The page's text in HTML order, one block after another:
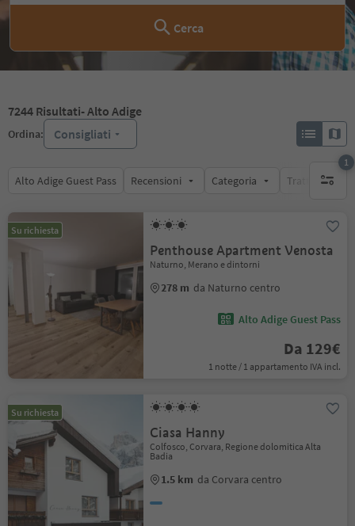
Cerca
7244 Risultati- Alto Adige
Ordina: Consigliati
Alto Adige Guest Pass Recensioni Categoria Trattamento
1
1 filtro
Su richiesta
Penthouse Apartment Venosta
Naturno, Merano e dintorni
278 m da Naturno centro
Alto Adige Guest Pass
Da 129€
1 notte / 1 appartamento IVA incl.
Su richiesta
Ciasa Hanny
Colfosco, Corvara, Regione dolomitica Alta
Badia
1.5 km da Corvara centro